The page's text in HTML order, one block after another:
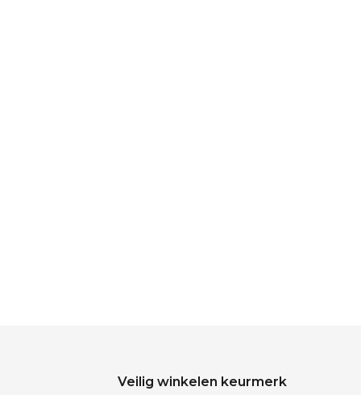
Veilig winkelen keurmerk